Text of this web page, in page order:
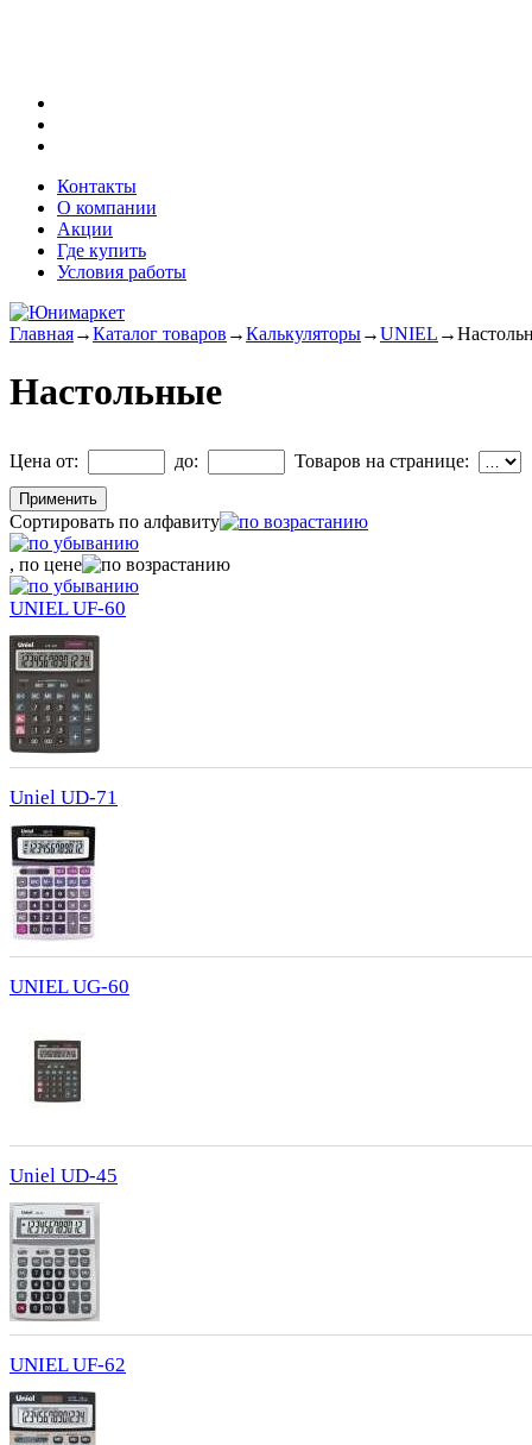
Контакты
О компании
Акции
Где купить
Условия работы
Главная→Каталог товаров →Калькуляторы→UNIEL →
Настольные
Цена от: до: Товаров на странице:
Сортировать по алфавиту
, по цене
UNIEL UF-60
Uniel UD-71
UNIEL UG-60
Uniel UD-45
UNIEL UF-62